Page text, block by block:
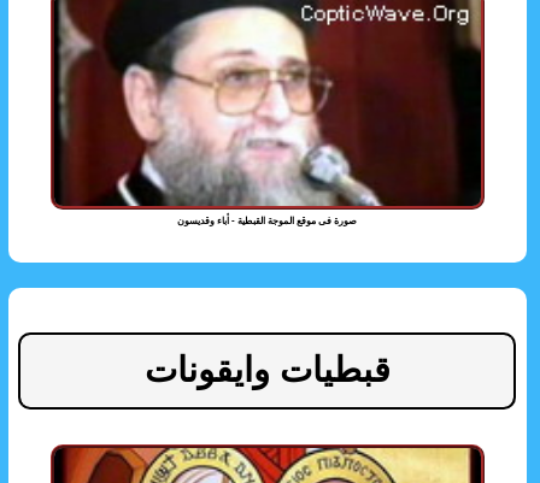
صورة فى موقع الموجة القبطية - أباء وقديسون
قبطيات وايقونات